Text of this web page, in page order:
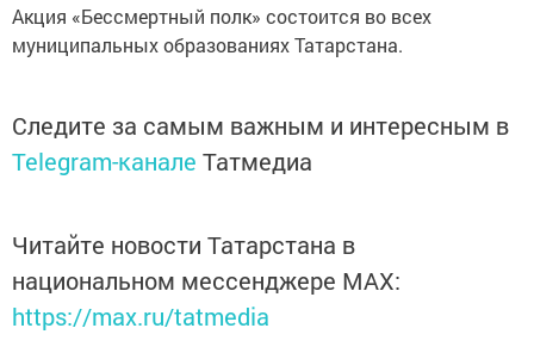
Акция «Бессмертный полк» состоится во всех
муниципальных образованиях Татарстана.
Следите за самым важным и интересным в
Telegram-канале Татмедиа
Читайте новости Татарстана в
национальном мессенджере MАХ:
https://max.ru/tatmedia